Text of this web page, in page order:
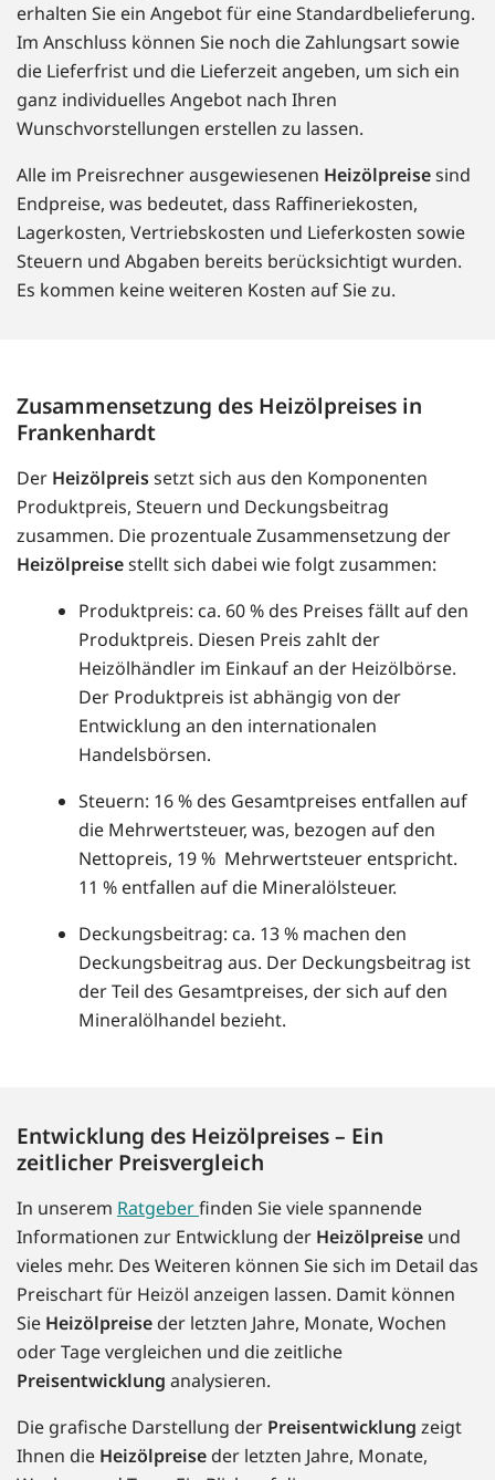
erhalten Sie ein Angebot für eine Standardbelieferung.
Im Anschluss können Sie noch die Zahlungsart sowie
die Lieferfrist und die Lieferzeit angeben, um sich ein
ganz individuelles Angebot nach Ihren
Wunschvorstellungen erstellen zu lassen.
Alle im Preisrechner ausgewiesenen Heizölpreisesind
Endpreise, was bedeutet, dass Raffineriekosten,
Lagerkosten, Vertriebskosten und Lieferkosten sowie
Steuern und Abgaben bereits berücksichtigt wurden.
Es kommen keine weiteren Kosten auf Sie zu.
Zusammensetzung des Heizölpreises in
Frankenhardt
Der Heizölpreissetzt sich aus den Komponenten
Produktpreis, Steuern und Deckungsbeitrag
zusammen. Die prozentuale Zusammensetzung der
Heizölpreisestellt sich dabei wie folgt zusammen:
Produktpreis: ca. 60 % des Preises fällt auf den
Produktpreis. Diesen Preis zahlt der
Heizölhändler im Einkauf an der Heizölbörse.
Der Produktpreis ist abhängig von der
Entwicklung an den internationalen
Handelsbörsen.
Steuern: 16 % des Gesamtpreises entfallen auf
die Mehrwertsteuer, was, bezogen auf den
Nettopreis, 19 % Mehrwertsteuer entspricht.
11 % entfallen auf die Mineralölsteuer.
Deckungsbeitrag: ca. 13 % machen den
Deckungsbeitrag aus. Der Deckungsbeitrag ist
der Teil des Gesamtpreises, der sich auf den
Mineralölhandel bezieht.
Entwicklung des Heizölpreises – Ein
zeitlicher Preisvergleich
In unserem Ratgeberfinden Sie viele spannende
Informationen zur Entwicklung der Heizölpreise und
vieles mehr. Des Weiteren können Sie sich im Detail das
Preischart für Heizöl anzeigen lassen. Damit können
Sie Heizölpreise der letzten Jahre, Monate, Wochen
oder Tage vergleichen und die zeitliche
Preisentwicklung analysieren.
Die grafische Darstellung der Preisentwicklung zeigt
Ihnen die Heizölpreise der letzten Jahre, Monate,